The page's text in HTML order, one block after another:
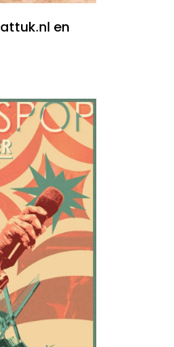
en